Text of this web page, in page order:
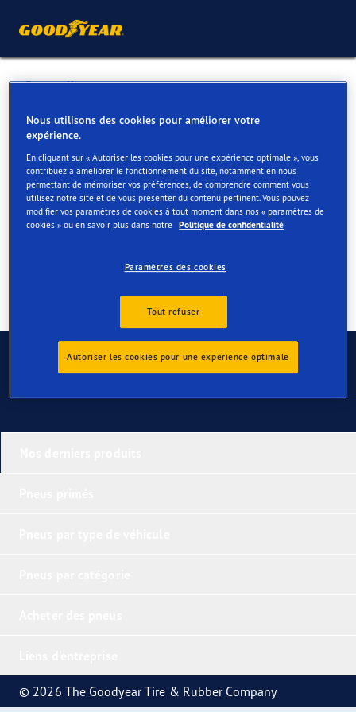
Retour liste
GARAGE VRIESDONK PVBA
Services disponibles en ligne et en magasin
Contact Services Avis
Contactez-nous
© 2026 The Goodyear Tire & Rubber Company
Nous utilisons des cookies pour améliorer votre
expérience.
En cliquant sur « Autoriser les cookies pour une expérience optimale », vous
contribuez à améliorer le fonctionnement du site, notamment en nous
permettant de mémoriser vos préférences, de comprendre comment vous
utilisez notre site et de vous présenter du contenu pertinent. Vous pouvez
modifier vos paramètres de cookies à tout moment dans nos « paramètres de
cookies » ou en savoir plus dans notre Politique de confidentialité
Paramètres des cookies
Tout refuser
Autoriser les cookies pour une expérience optimale